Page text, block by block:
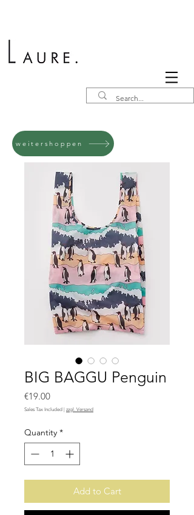
weitershoppen
BIG BAGGU Penguin
€19.00Price
Sales Tax Included zzgl. Versand
Quantity *
Add to Cart